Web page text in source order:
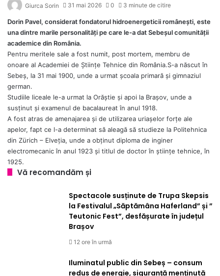
Giurca Sorin 31 mai 2026 0 3 minute de citire
Dorin Pavel, considerat fondatorul hidroenergeticii românești, este
una dintre marile personalități pe care le-a dat Sebeșul comunității
academice din România.
Pentru meritele sale a fost numit, post mortem, membru de
onoare al Academiei de Ştiinţe Tehnice din România.S-a născut în
Sebeş, la 31 mai 1900, unde a urmat şcoala primară şi gimnaziul
german.
Studiile liceale le-a urmat la Orăştie şi apoi la Braşov, unde a
susținut și examenul de bacalaureat în anul 1918.
A fost atras de amenajarea şi de utilizarea uriaşelor forţe ale
apelor, fapt ce l-a determinat să aleagă să studieze la Politehnica
din Zürich – Elveţia, unde a obţinut diploma de inginer
electromecanic în anul 1923 şi titlul de doctor în ştiinţe tehnice, în
1925.
Vă recomandăm și
Spectacole susținute de Trupa Skepsis
la Festivalul „Săptămâna Haferland” și ”
Teutonic Fest”, desfășurate în județul
Brașov
12 ore în urmă
Iluminatul public din Sebeș – consum
redus de energie, siguranță menținută